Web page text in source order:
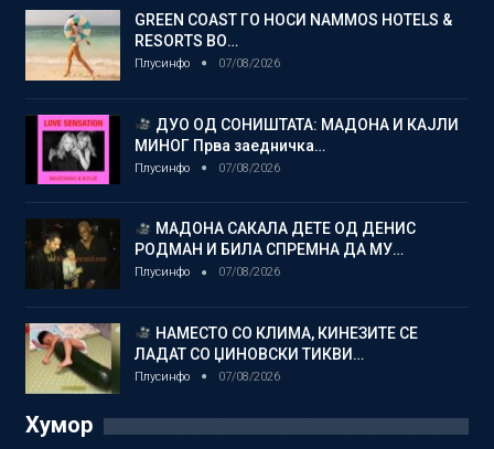
GREEN COAST ГО НОСИ NAMMOS HOTELS &
RESORTS ВО…
Плусинфо 07/08/2026
ДУО ОД СОНИШТАТА: МАДОНА И КАЈЛИ
МИНОГ Прва заедничка…
Плусинфо 07/08/2026
МАДОНА САКАЛА ДЕТЕ ОД ДЕНИС
РОДМАН И БИЛА СПРЕМНА ДА МУ…
Плусинфо 07/08/2026
НАМЕСТО СО КЛИМА, КИНЕЗИТЕ СЕ
ЛАДАТ СО ЏИНОВСКИ ТИКВИ…
Плусинфо 07/08/2026
Хумор